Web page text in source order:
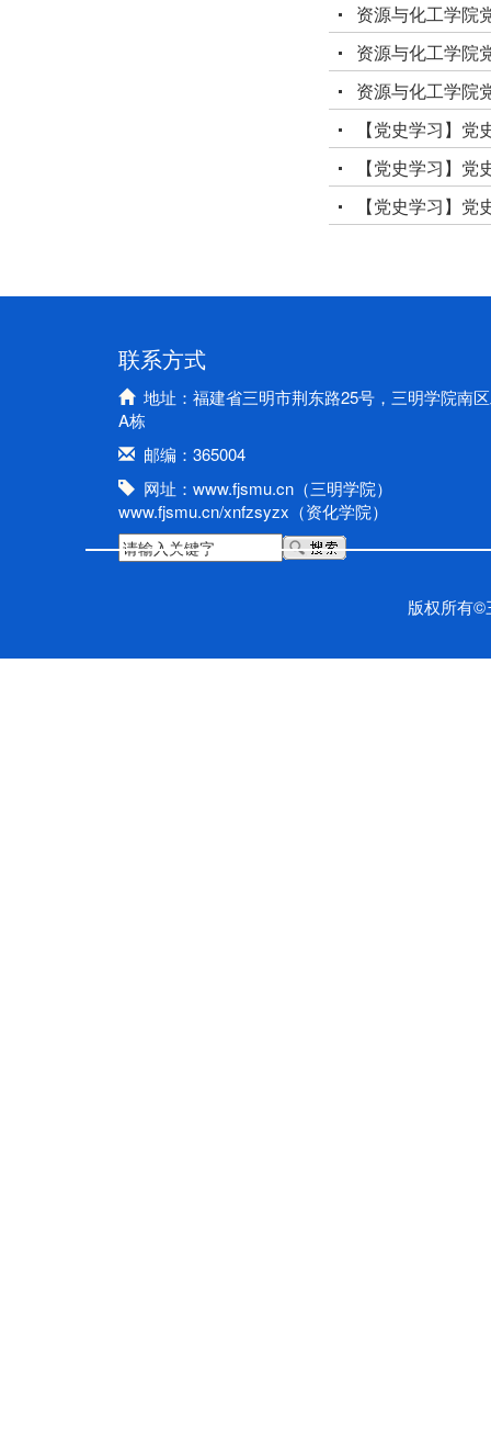
资源与化工学院
资源与化工学院
资源与化工学院
【党史学习】
【党史学习】
【党史学习】
联系方式
地址：福建省三明市荆东路25号，三明学院南
A栋
邮编：365004
网址：www.fjsmu.cn（三明学院）
www.fjsmu.cn/xnfzsyzx（资化学院）
版权所有©